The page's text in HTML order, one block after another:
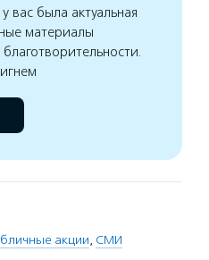
была актуальная
материалы
акции, СМИ